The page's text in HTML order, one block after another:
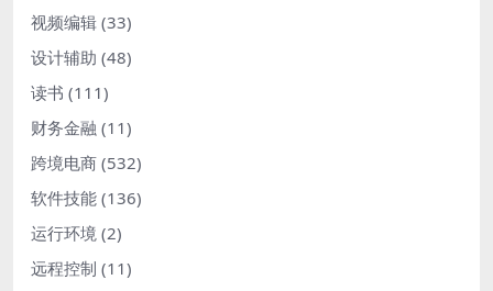
视频编辑 (33)
设计辅助 (48)
读书 (111)
财务金融 (11)
跨境电商 (532)
软件技能 (136)
运行环境 (2)
远程控制 (11)